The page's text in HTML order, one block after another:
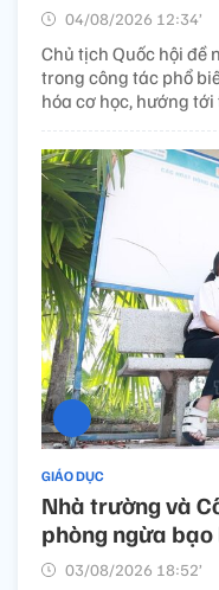
04/08/2026 12:34’
Chủ tịch Quốc hội đề
trong công tác phổ
hóa cơ học, hướng
GIÁO DỤC
Nhà trường và
phòng ngừa
03/08/2026 18:52’